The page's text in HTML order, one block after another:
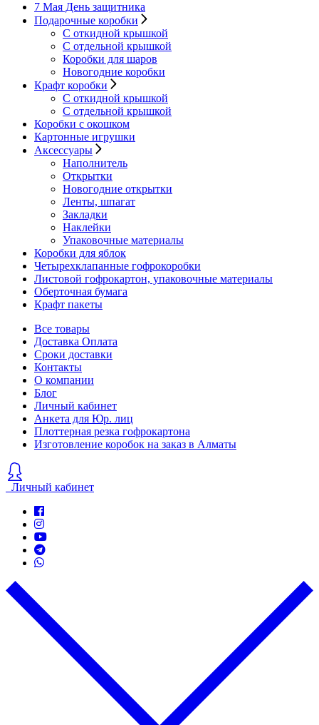
7 Мая День защитника
Подарочные коробки
С откидной крышкой
С отдельной крышкой
Коробки для шаров
Новогодние коробки
Крафт коробки
С откидной крышкой
С отдельной крышкой
Коробки с окошком
Картонные игрушки
Аксессуары
Наполнитель
Открытки
Новогодние открытки
Ленты, шпагат
Закладки
Наклейки
Упаковочные материалы
Коробки для яблок
Четырехклапанные гофрокоробки
Листовой гофрокартон, упаковочные материалы
Оберточная бумага
Крафт пакеты
Все товары
Доставка Оплата
Сроки доставки
Контакты
О компании
Блог
Личный кабинет
Анкета для Юр. лиц
Плоттерная резка гофрокартона
Изготовление коробок на заказ в Алматы
Личный кабинет